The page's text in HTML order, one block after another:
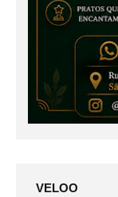
VELOO